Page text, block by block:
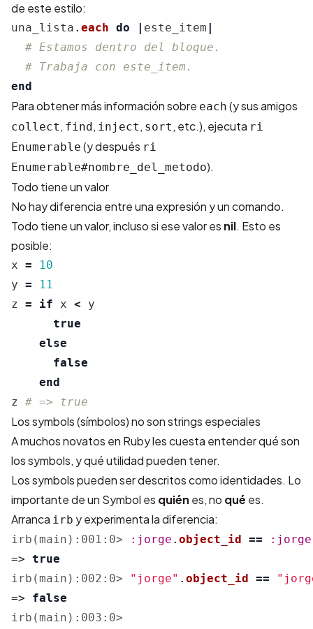
de este estilo:
una_lista . each do | este_item |
# Estamos dentro del bloque.
# Trabaja con este_item.
end
Para obtener más información sobre each (y sus amigos
collect , find, inject , sort , etc.), ejecuta ri
Enumerable (y después ri
Enumerable#nombre_del_metodo).
Todo tiene un valor
No hay diferencia entre una expresión y un comando.
Todo tiene un valor, incluso si ese valor es nil. Esto es
posible:
x =
10
y =
11
z = if x <
y
true
else
false
end
z # => true
Los symbols (símbolos) no son strings especiales
A muchos novatos en Ruby les cuesta entender qué son
los symbols, y qué utilidad pueden tener.
Los symbols pueden ser descritos como identidades. Lo
importante de un Symbol es quién es, no qué es.
Arranca irb y experimenta la diferencia:
irb(main):001:0> :jorge . object_id == :jorge
=> true
irb(main):002:0>
"jorge" . object_id ==
=>
false
irb(main):003:0>